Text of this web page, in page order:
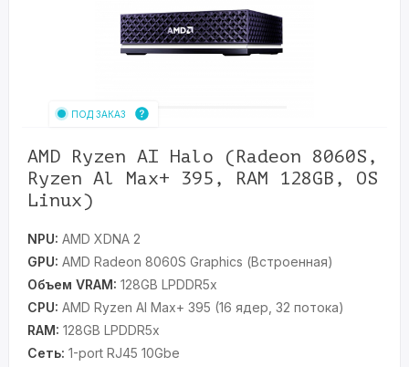
ПОД ЗАКАЗ
AMD Ryzen AI Halo (Radeon 8060S,
Ryzen Al Max+ 395, RAM 128GB, OS
Linux)
NPU: AMD XDNA 2
GPU: AMD Radeon 8060S Graphics (Встроенная)
Объем VRAM: 128GB LPDDR5x
CPU: AMD Ryzen Al Max+ 395 (16 ядер, 32 потока)
RAM: 128GB LPDDR5x
Сеть: 1-port RJ45 10Gbe